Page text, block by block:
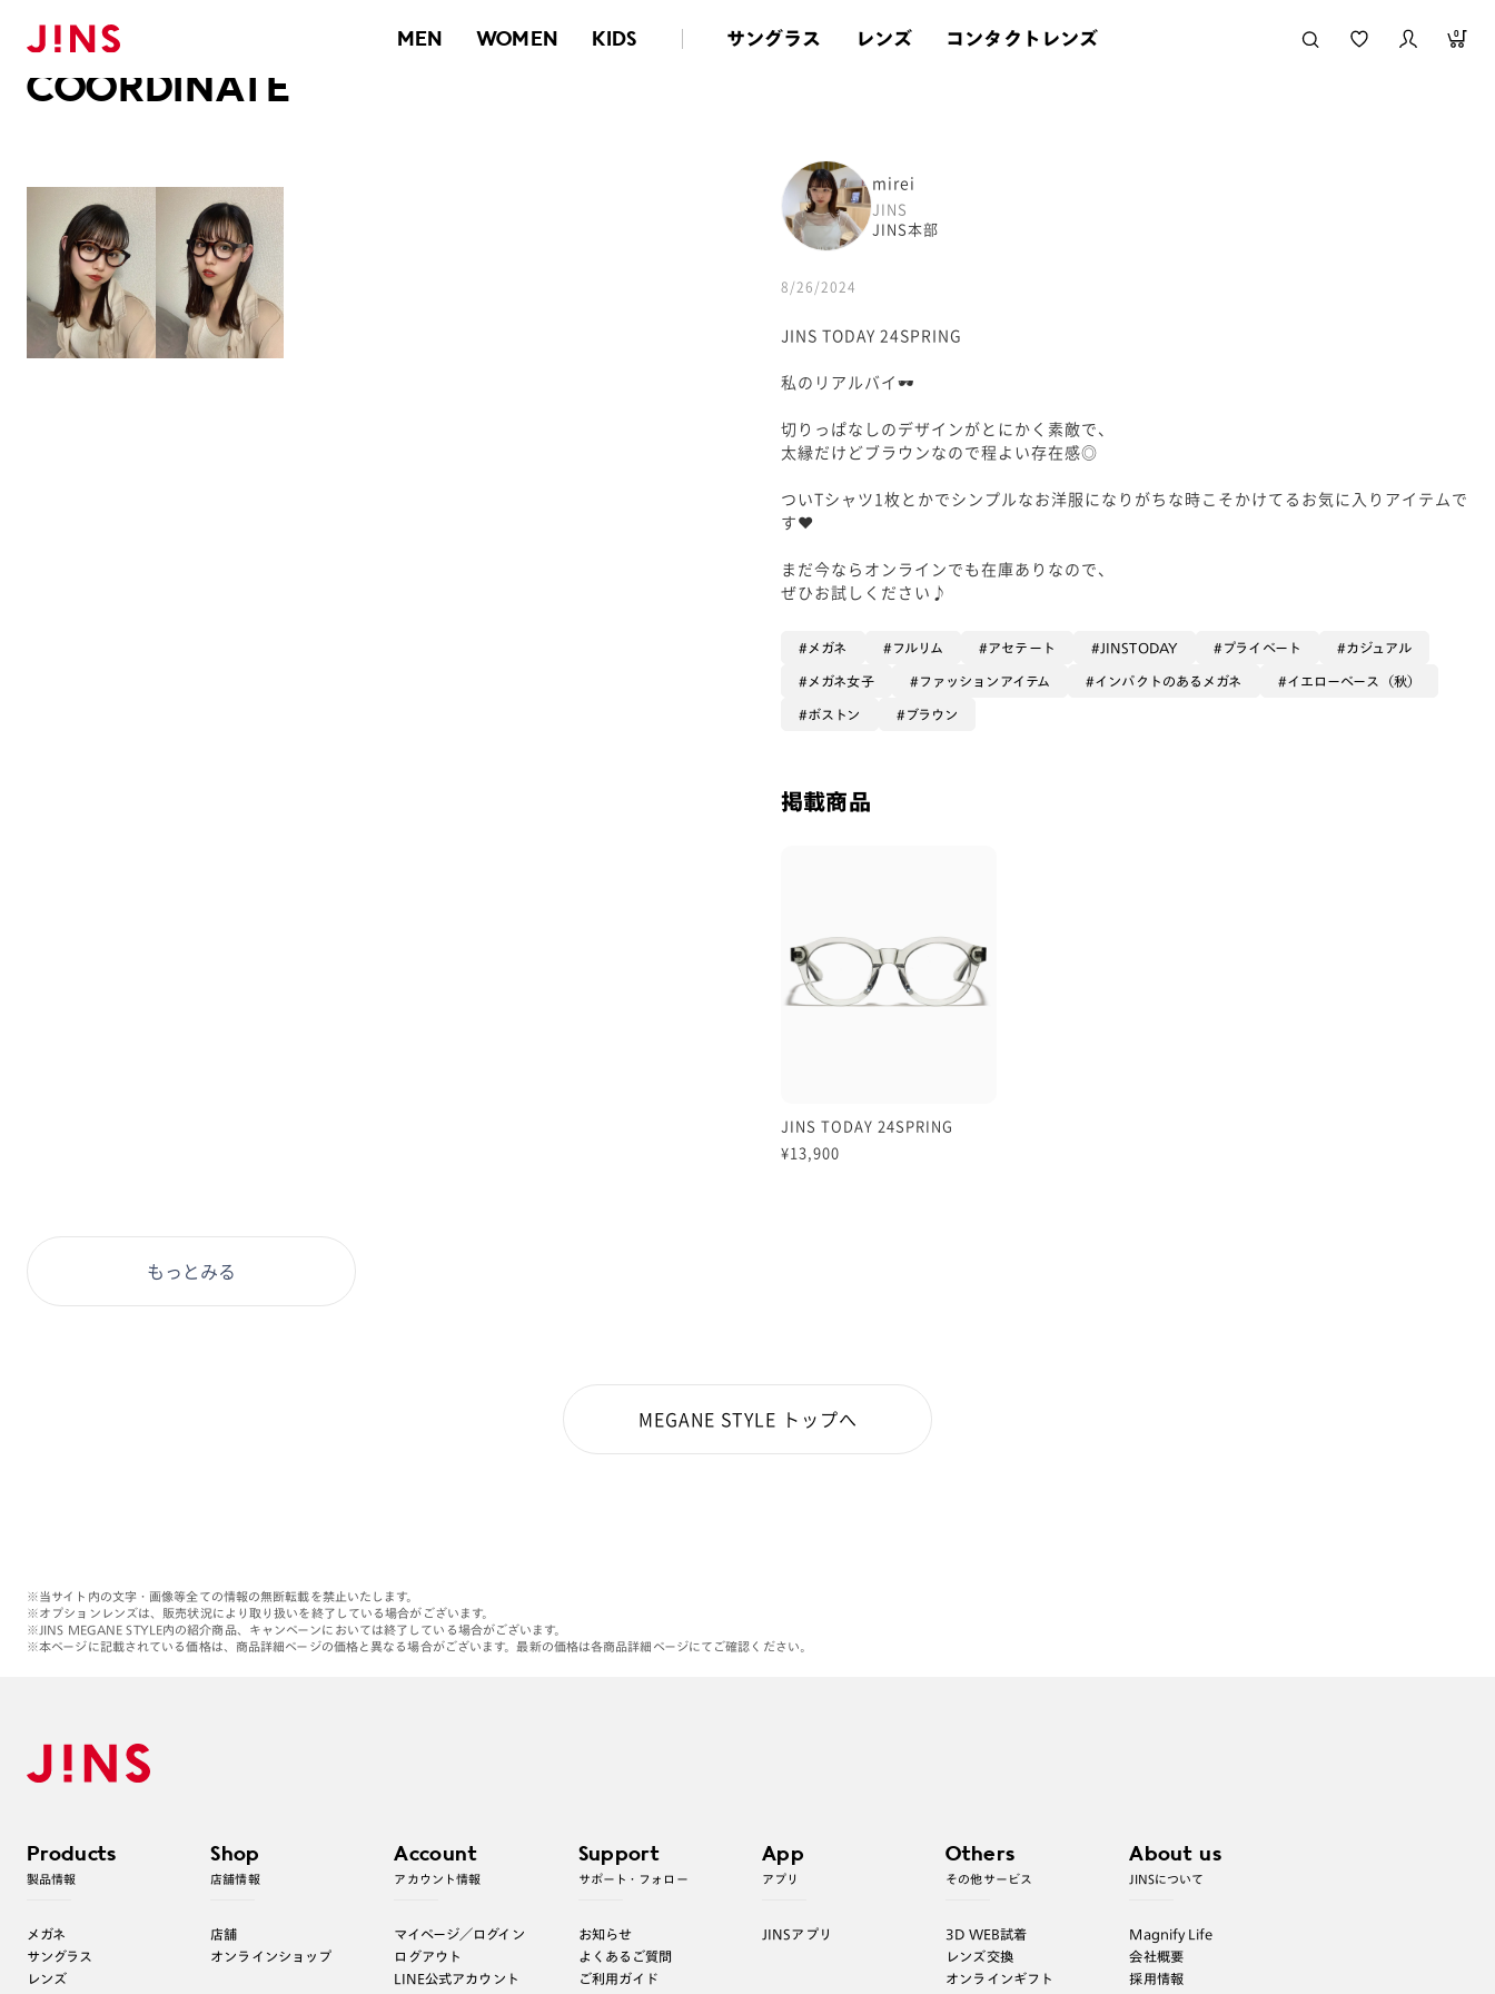
MEN WOMEN KIDS サングラス レンズ コンタクトレンズ 0
メガネのJINS TOP
COORDINATE
mirei
JINS
JINS本部
8/26/2024
JINS TODAY 24SPRING
私のリアルバイ🕶️
切りっぱなしのデザインがとにかく素敵で、
太縁だけどブラウンなので程よい存在感◎
ついTシャツ1枚とかでシンプルなお洋服になりがちな時こそかけてるお気に入りアイテムで
す❤︎
まだ今ならオンラインでも在庫ありなので、
ぜひお試しください♪
メガネ フルリム アセテート JINSTODAY プライベート カジュアル
メガネ女子 ファッションアイテム インパクトのあるメガネ イエローベース（秋）
ボストン ブラウン
掲載商品
JINS TODAY 24SPRING
¥13,900
もっとみる
MEGANE STYLE トップへ
※当サイト内の文字・画像等全ての情報の無断転載を禁止いたします。
※オプションレンズは、販売状況により取り扱いを終了している場合がございます。
※JINS MEGANE STYLE内の紹介商品、キャンペーンにおいては終了している場合がございます。
※本ページに記載されている価格は、商品詳細ページの価格と異なる場合がございます。最新の価格は各商品詳細ページにてご確認ください。
Products
製品情報
メガネ
サングラス
レンズ
Shop
店舗情報
店舗
オンラインショップ
Account
アカウント情報
マイページ／ログイン
ログアウト
LINE公式アカウント
Support
サポート・フォロー
お知らせ
よくあるご質問
ご利用ガイド
App
アプリ
JINSアプリ
Others
その他サービス
3D WEB試着
レンズ交換
オンラインギフト
About us
JINSについて
Magnify Life
会社概要
採用情報